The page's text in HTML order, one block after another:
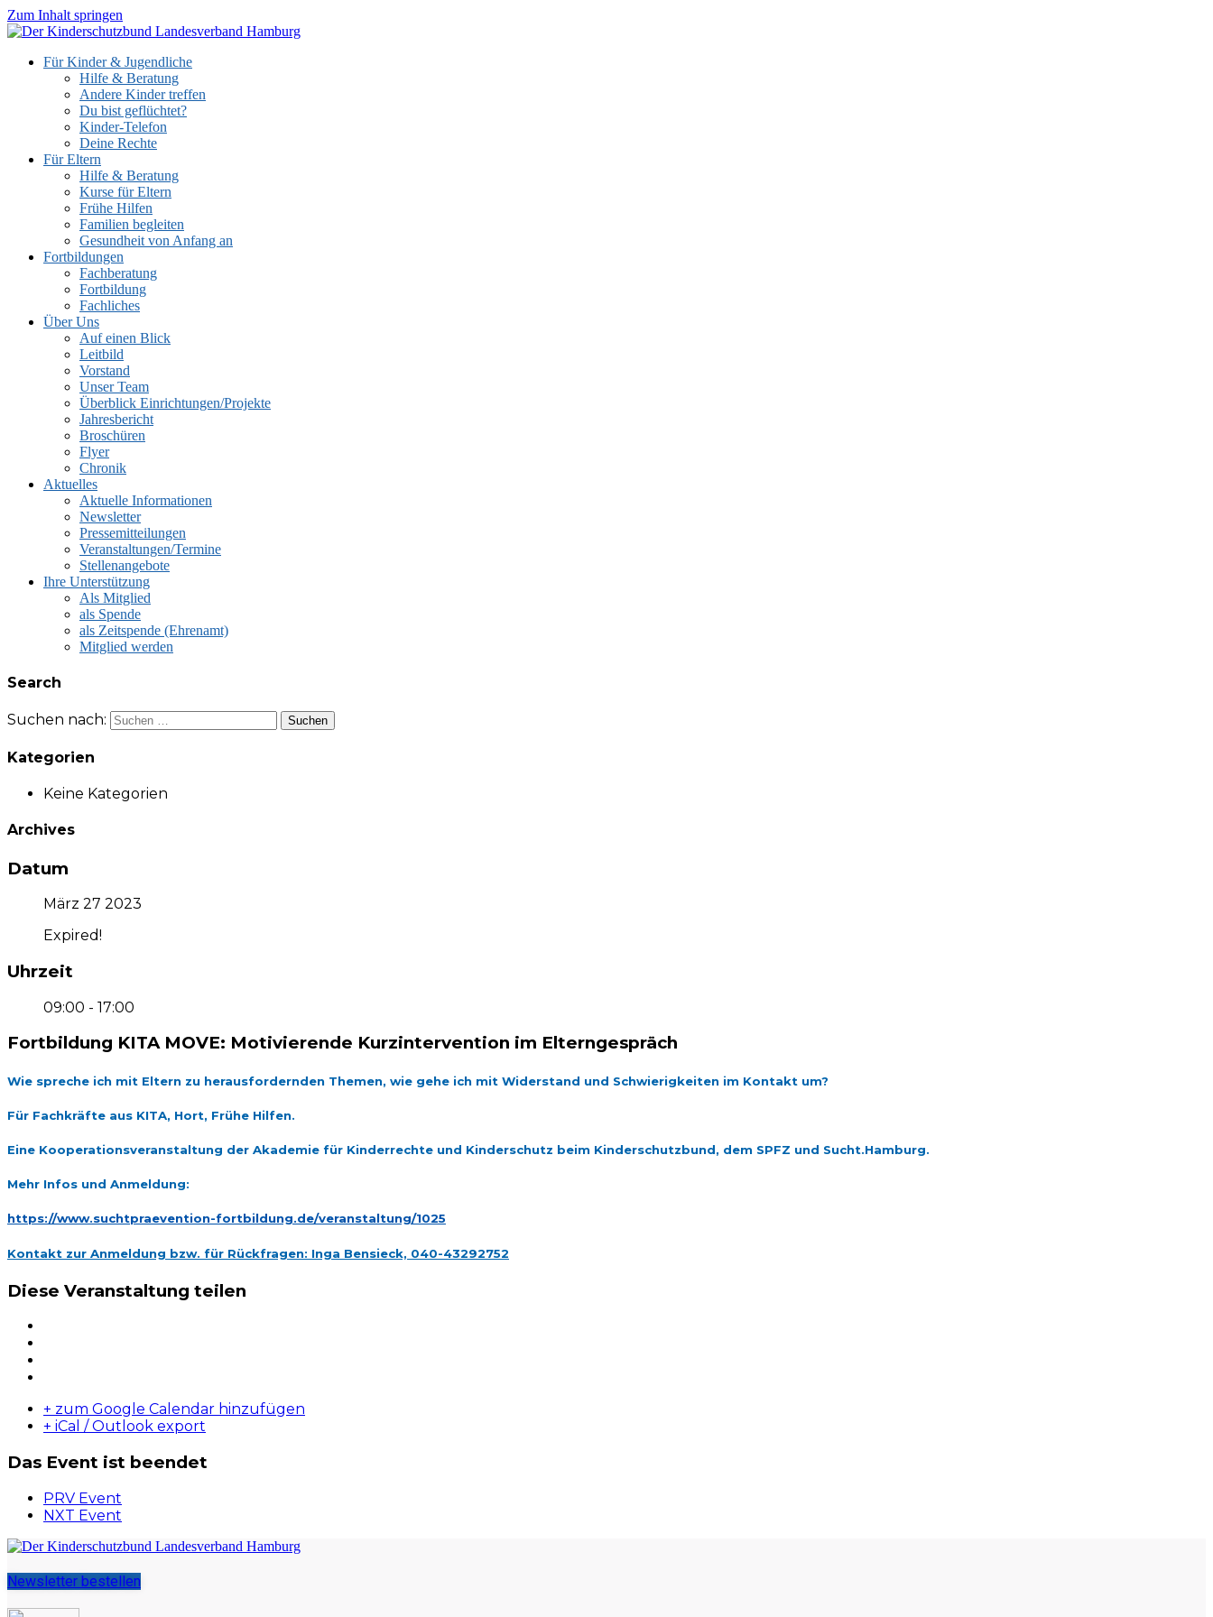
Zum Inhalt springen
Für Kinder & Jugendliche
Hilfe & Beratung
Andere Kinder treffen
Du bist geflüchtet?
Kinder-Telefon
Deine Rechte
Für Eltern
Hilfe & Beratung
Kurse für Eltern
Frühe Hilfen
Familien begleiten
Gesundheit von Anfang an
Fortbildungen
Fachberatung
Fortbildung
Fachliches
Über Uns
Auf einen Blick
Leitbild
Vorstand
Unser Team
Überblick Einrichtungen/Projekte
Jahresbericht
Broschüren
Flyer
Chronik
Aktuelles
Aktuelle Informationen
Newsletter
Pressemitteilungen
Veranstaltungen/Termine
Stellenangebote
Ihre Unterstützung
Als Mitglied
als Spende
als Zeitspende (Ehrenamt)
Mitglied werden
Search
Suchen nach:
Kategorien
Keine Kategorien
Archives
Datum
März 27 2023
Expired!
Uhrzeit
09:00 - 17:00
Fortbildung KITA MOVE: Motivierende Kurzintervention im Elterngespräch
Wie spreche ich mit Eltern zu herausfordernden Themen, wie gehe ich mit Widerstand und Schwierigkeiten im Kontakt um?
Für Fachkräfte aus KITA, Hort, Frühe Hilfen.
Eine Kooperationsveranstaltung der Akademie für Kinderrechte und Kinderschutz beim Kinderschutzbund, dem SPFZ und Sucht.Hamburg.
Mehr Infos und Anmeldung:
https://www.suchtpraevention-fortbildung.de/veranstaltung/1025
Kontakt zur Anmeldung bzw. für Rückfragen: Inga Bensieck, 040-43292752
Diese Veranstaltung teilen
+ zum Google Calendar hinzufügen
+ iCal / Outlook export
Das Event ist beendet
PRV Event
NXT Event
Newsletter bestellen